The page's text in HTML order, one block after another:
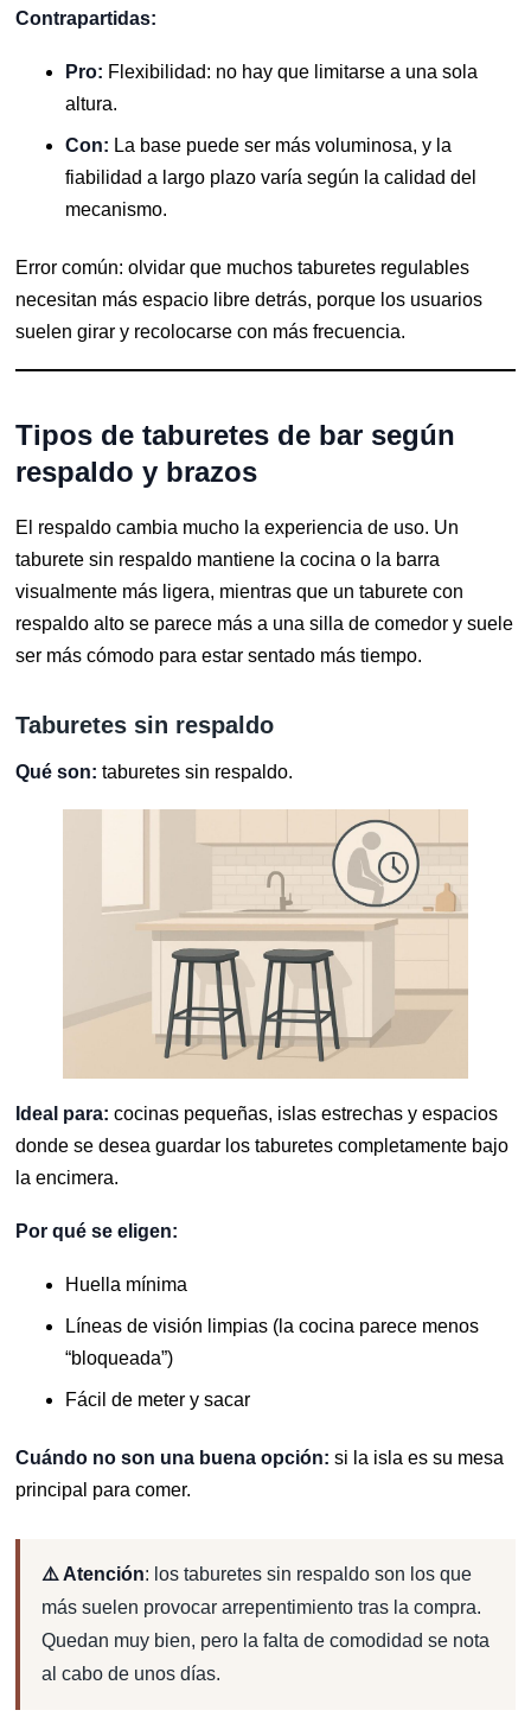
Contrapartidas:
Pro: Flexibilidad: no hay que limitarse a una sola
altura.
Con: La base puede ser más voluminosa, y la
fiabilidad a largo plazo varía según la calidad del
mecanismo.
Error común: olvidar que muchos taburetes regulables
necesitan más espacio libre detrás, porque los usuarios
suelen girar y recolocarse con más frecuencia.
Tipos de taburetes de bar según
respaldo y brazos
El respaldo cambia mucho la experiencia de uso. Un
taburete sin respaldo mantiene la cocina o la barra
visualmente más ligera, mientras que un taburete con
respaldo alto se parece más a una silla de comedor y suele
ser más cómodo para estar sentado más tiempo.
Taburetes sin respaldo
Qué son: taburetes sin respaldo.
Ideal para: cocinas pequeñas, islas estrechas y espacios
donde se desea guardar los taburetes completamente bajo
la encimera.
Por qué se eligen:
Huella mínima
Líneas de visión limpias (la cocina parece menos
“bloqueada”)
Fácil de meter y sacar
Cuándo no son una buena opción: si la isla es su mesa
principal para comer.
⚠️ Atención: los taburetes sin respaldo son los que
más suelen provocar arrepentimiento tras la compra.
Quedan muy bien, pero la falta de comodidad se nota
al cabo de unos días.